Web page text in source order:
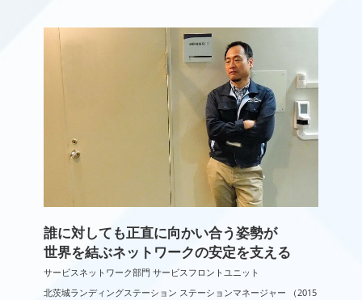
誰に対しても正直に向かい合う姿勢が
世界を結ぶネットワークの安定を支える
サービスネットワーク部門 サービスフロントユニット
北茨城ランディングステーション ステーションマネージャー （2015